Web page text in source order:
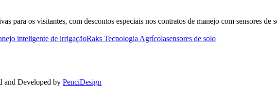
para os visitantes, com descontos especiais nos contratos de manejo com sensores
inteligente de irrigaçãoRaks Tecnologia Agrícolasensores de solo
and Developed by PenciDesign